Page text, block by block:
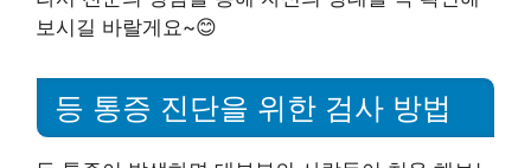
보시길 바랄게요~😊
등 통증 진단을 위한 검사 방법